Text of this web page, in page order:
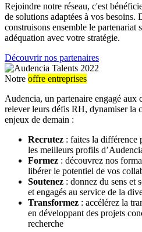
Rejoindre notre réseau, c'est
de solutions adaptées à vos besoins.
construisons ensemble le partenariat
adéquation avec votre stratégie.
Découvrir nos partenaires
Notre offre entreprises
Audencia, un partenaire engagé aux
relever leurs défis RH, dynamiser la
enjeux de demain :
Recrutez : faites la différence
les meilleurs profils
Formez : découvrez nos
libérer le potentiel de vos
Soutenez : donnez du sens et
et engagés au service de la
Transformez : accélérez la
en développant des projets
recherche